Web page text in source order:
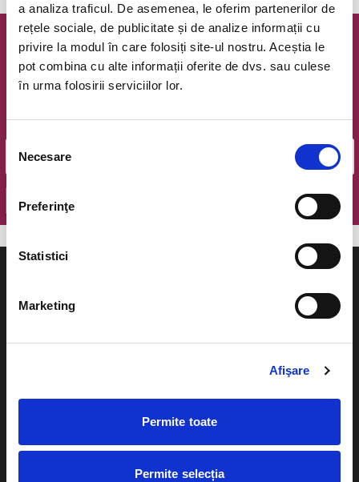
a analiza traficul. De asemenea, le oferim partenerilor de
rețele sociale, de publicitate și de analize informații cu
privire la modul în care folosiți site-ul nostru. Aceștia le
pot combina cu alte informații oferite de dvs. sau culese
în urma folosirii serviciilor lor.
Selecția
consimțământului
Necesare
Preferinţe
Statistici
Marketing
Afişare
Permite toate
Permite selecția
Newsletter @ Bilete.ro
Oferte exclusive si o editie saptamanala cu cele mai noi
OK
Ajutor
Plata online sau cash
eBilet printat acasa
Evenimente
Concerte si
Sport